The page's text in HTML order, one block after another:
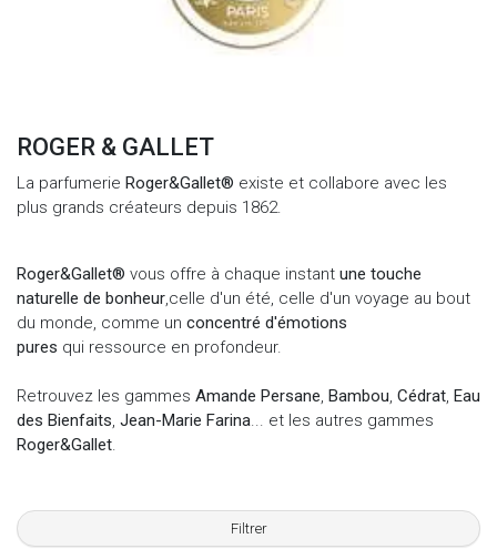
ROGER & GALLET
La parfumerie Roger&Gallet® existe et collabore avec les
plus grands créateurs depuis 1862.
Roger&Gallet® vous offre à chaque instant une touche
naturelle de bonheur,celle d'un été, celle d'un voyage au bout
du monde, comme un concentré d'émotions
pures qui ressource en profondeur.
Retrouvez les gammes Amande Persane, Bambou, Cédrat, Eau
des Bienfaits, Jean-Marie Farina... et les autres gammes
Roger&Gallet.
Filtrer